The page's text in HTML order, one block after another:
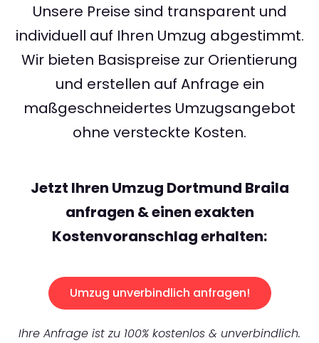
Unsere Preise sind transparent und
individuell auf Ihren Umzug abgestimmt.
Wir bieten Basispreise zur Orientierung
und erstellen auf Anfrage ein
maßgeschneidertes Umzugsangebot
ohne versteckte Kosten.
Jetzt Ihren Umzug Dortmund Braila
anfragen & einen exakten
Kostenvoranschlag erhalten:
Umzug unverbindlich anfragen!
Ihre Anfrage ist zu 100% kostenlos & unverbindlich.